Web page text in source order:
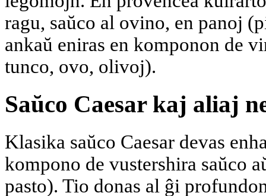
ragu, saŭco al ovino, en panoj
ankaŭ eniras en komponon de
tunco, ovo, olivoj).
Saŭco Caesar kaj aliaj
Klasika saŭco Caesar devas
kompono de vustershira saŭco
pasto). Tio donas al ĝi